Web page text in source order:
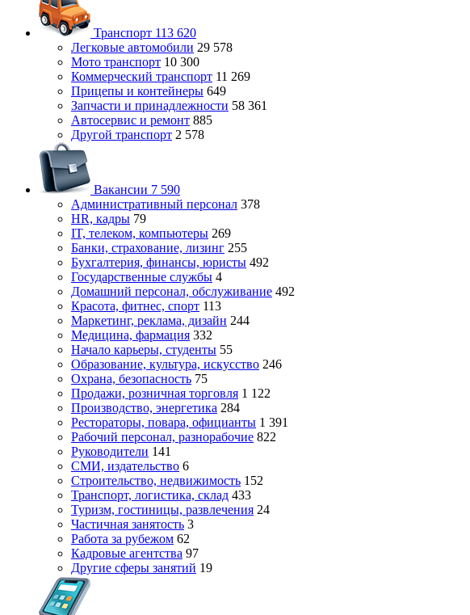
Транспорт 113 620
Легковые автомобили 29 578
Мото транспорт 10 300
Коммерческий транспорт 11 269
Прицепы и контейнеры 649
Запчасти и принадлежности 58 361
Автосервис и ремонт 885
Другой транспорт 2 578
Вакансии 7 590
Административный персонал 378
HR, кадры 79
IT, телеком, компьютеры 269
Банки, страхование, лизинг 255
Бухгалтерия, финансы, юристы 492
Государственные службы 4
Домашний персонал, обслуживание 492
Красота, фитнес, спорт 113
Маркетинг, реклама, дизайн 244
Медицина, фармация 332
Начало карьеры, студенты 55
Образование, культура, искусство 246
Охрана, безопасность 75
Продажи, розничная торговля 1 122
Производство, энергетика 284
Рестораторы, повара, официанты 1 391
Рабочий персонал, разнорабочие 822
Руководители 141
СМИ, издательство 6
Строительство, недвижимость 152
Транспорт, логистика, склад 433
Туризм, гостиницы, развлечения 24
Частичная занятость 3
Работа за рубежом 62
Кадровые агентства 97
Другие сферы занятий 19